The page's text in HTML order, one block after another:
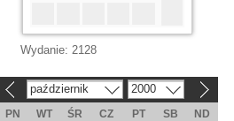
Wydanie: 2128
październik 2000
PN WT ŚR CZ PT SB
ND